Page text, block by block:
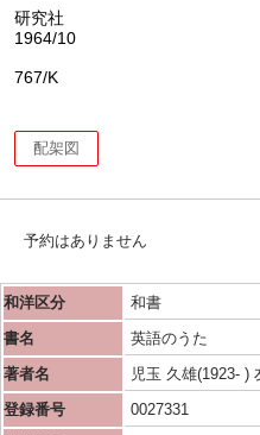
研究社
1964/10
767/K
配架図
予約はありません
和洋区分
和書
書名
英語のうた
著者名
児玉 久雄(1923- )
登録番号
0027331